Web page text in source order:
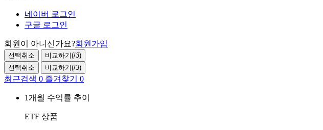
네이버 로그인
구글 로그인
회원이 아니신가요?회원가입
선택취소 비교하기(/3)
선택취소
비교하기(/3)
최근검색 0 즐겨찾기 0
1개월 수익률 추이
ETF 상품